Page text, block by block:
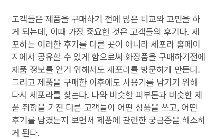
고객들은 제품을 구매하기 전에 많은 비교와 고민을 하
게 되는데, 이때 가장 중요한 것은 고객들의 후기다. 세
포하는 이러한 후기를 다른 곳이 아니라 세포라 홈페이
지에서 공유할 수 있게 함으로써 화장품을 구매하기전에
제품 정보를 얻기 위해서도 세포라를 방문하게 만든다.
그리고 제품을 구매한 이후에도 사용기를 남기기 위해
다시 세포라를 찾는다. 나와 비슷한 피부톤과 비슷한 제
품 취향을 가진 다른 고객들이 어떤 상품을 쓰고, 어떤
후기를 남겼는지 보면서 제품에 관련한 궁금증을 해소하
게 된다.